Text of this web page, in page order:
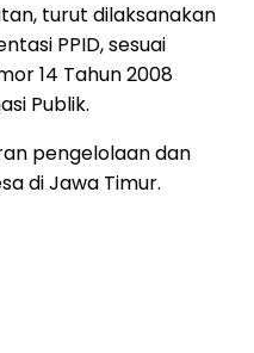
turut dilaksanakan
PPID, sesuai
14 Tahun 2008
Publik.
pengelolaan dan
di Jawa Timur.